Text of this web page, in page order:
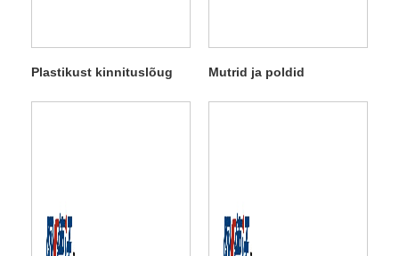
Plastikust kinnituslõug Mutrid ja poldid